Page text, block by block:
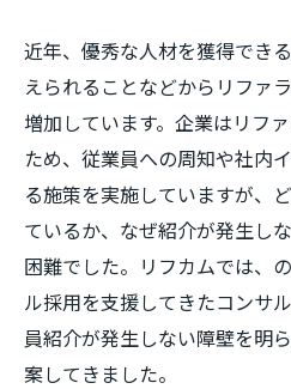
近年、優秀な人材を獲得でき
えられることなどからリファ
増加しています。企業はリフ
ため、従業員への周知や社内
る施策を実施していますが、
ているか、なぜ紹介が発生し
困難でした。リフカムでは、
ル採用を支援してきたコンサ
員紹介が発生しない障壁を明
案してきました。